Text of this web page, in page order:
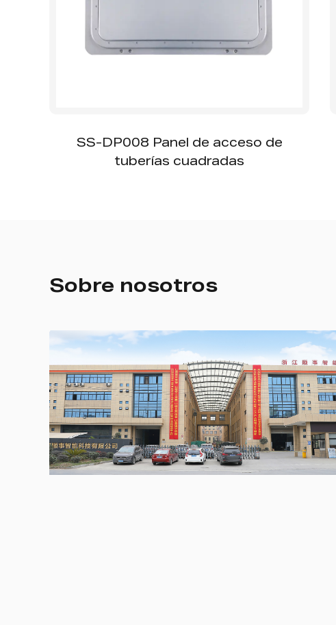
SS-DP008 Panel de acceso de
tuberías cuadradas
Sobre nosotros